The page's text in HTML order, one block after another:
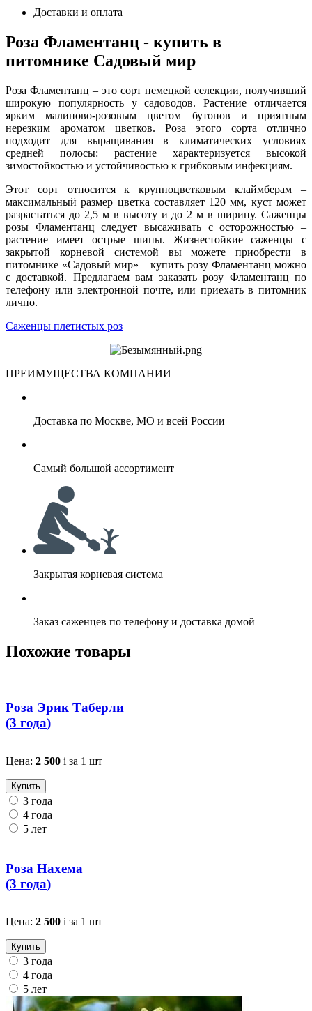
Доставки и оплата
Роза Фламентанц - купить в
питомнике Садовый мир
Роза Фламентанц – это сорт немецкой селекции, получивший
широкую популярность у садоводов. Растение отличается
ярким малиново-розовым цветом бутонов и приятным
нерезким ароматом цветков. Роза этого сорта отлично
подходит для выращивания в климатических условиях
средней полосы: растение характеризуется высокой
зимостойкостью и устойчивостью к грибковым инфекциям.
Этот сорт относится к крупноцветковым клаймберам –
максимальный размер цветка составляет 120 мм, куст может
разрастаться до 2,5 м в высоту и до 2 м в ширину. Саженцы
розы Фламентанц следует высаживать с осторожностью –
растение имеет острые шипы. Жизнестойкие саженцы с
закрытой корневой системой вы можете приобрести в
питомнике «Садовый мир» – купить розу Фламентанц можно
с доставкой. Предлагаем вам заказать розу Фламентанц по
телефону или электронной почте, или приехать в питомник
лично.
Саженцы плетистых роз
ПРЕИМУЩЕСТВА КОМПАНИИ
Доставка по Москве, МО и всей России
Самый большой ассортимент
Закрытая корневая система
Заказ саженцев по телефону и доставка домой
Похожие товары
Роза Эрик Таберли
(3 года)
Цена: 2 500 i за 1 шт
Купить
3 года
4 года
5 лет
Роза Нахема
(3 года)
Цена: 2 500 i за 1 шт
Купить
3 года
4 года
5 лет